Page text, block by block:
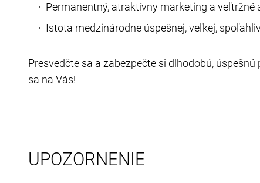
Permanentný, atraktívny marketing a veľtržné
Istota medzinárodne úspešnej, veľkej,
Presvedčte sa a zabezpečte si dlhodobú,
sa na Vás!
UPOZORNENIE